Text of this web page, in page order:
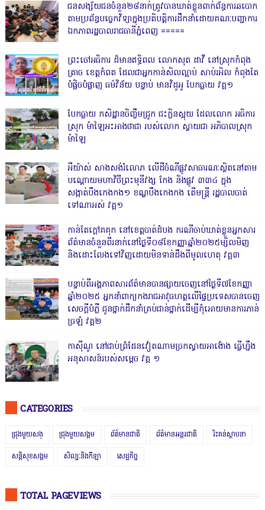
ជនសង្ស័យជនចំនួន២៨នាក់ត្រូវបានឃាត់ខ្លួនពាក់ព័ន្ធការឆបោក
តាមប្រព័ន្ធបច្ចេកវិទ្យាក្នុងប្រតិបត្តិការដឹកនាំដោយគណៈបញ្ជាការ
ឯកភាពរដ្ឋបាលរាជធានីភ្នំពេញ ‎=====
ព្រះចៅអធិការ ដ៏មានឥទ្ធិពល លោកសុត ដាវី នៅស្រុកកំពុង
ត្រាច ខេត្តកំពត ដែលជាអ្នកកាន់សិលល្អាប់ សាប់រអិល កំពុងតែ
បំផ្លិចបំផ្លាញ ធម៌វិន័យ បន្ទាប់ មានវិដូអូ បែកធ្លាយ វគ្គ១
បែកធ្លាយ កសិដ្ឋានចិញ្ចឹមជ្រូក ជះក្លិនស្អុយ ដែលលោក អធិការ
ស្រុក ម៉ាឡៃអះអាងថាជា របស់លោក ស្វាយជា អភិបាលស្រុក
ម៉ាឡៃ
អីយ៉ាស់ សាងសង់រំលោភ លើដីចំណីផ្លូវសាធារណៈស្ថិតនៅតាម
បណ្ដោយមហាវិថីព្រះមុនីវង្ស កែង និងផ្លូវ ៣៣៤ ក្នុង
សង្កាត់បឹងកេងកង១ ខណ្ឌបឹងកេងកង តើមន្ត្រី រដ្ឋបាលបាត់
ទៅណាអស់ វគ្គ១
កាន់តែក្តៅគគុក នៅខេត្តបាត់ដំបង ករណីចាប់ឃាត់ខ្លួនអ្នកសារ
ព័ត៌មានចំនួនពីរនាក់នៅថ្ងៃទី០៨ខែកញ្ញាឆ្នាំ២០២៥ម្សិលមិញ
និងដោះលែងទៅវិញដោយមិនទាន់ដឹងពីមូលហេតុ វគ្គ៣
បន្ទាប់ពីអង្គភាពសារព័ត៌មានបានផ្សាយចេញនៅថ្ងៃទី៧ខែកញ្ញា
ឆ្នាំ២០២៥ អ្នកនាំពាក្យកងរាជអាវុធហត្ថលើផ្ទៃប្រទេសបានចេញ
សេចក្តីបំភ្លឺ ជូនថ្នាក់ដឹកនាំគ្រប់ជាន់ថ្នាក់ដើម្បីកុំអោយមានការភាន់
ច្រឡំ វគ្គ២
កាសុីណូ នៅជាប់ព្រំដែនវៀតណាមច្រកស្វាយអាង៉ោង ធ្វើហ្នឹង
អនុសាសន៍របស់សម្ដេច វគ្គ ១
CATEGORIES
ជ្រុងមួយសង្ ជ្រុងមួយសង្គម ព័ត៌មានជាតិ ព័ត៌មានអន្តរជាតិ រិះគន់ស្ថាបនា
សន្តិសុខសង្គម សិល្បៈនិងកីឡា សេដ្ឋកិច្ច
TOTAL PAGEVIEWS